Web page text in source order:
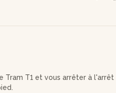
Tram T1 et vous arrêter à l'arrêt